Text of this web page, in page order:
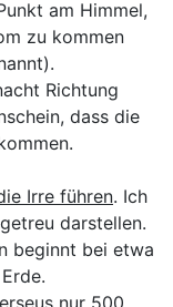
am Himmel,
zu kommen
Richtung
dass die
Irre führen. Ich
darstellen.
beginnt bei etwa
nur 500